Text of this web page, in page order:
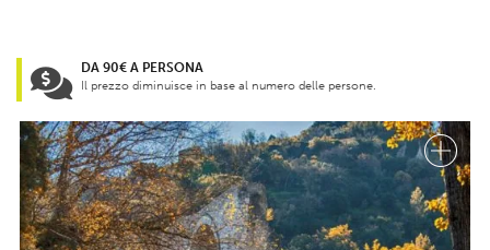
DA 90€ A PERSONA
Il prezzo diminuisce in base al numero delle persone.